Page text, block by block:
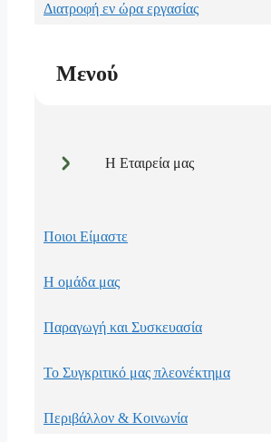
Διατροφή εν ώρα εργασίας
Μενού
Η Εταιρεία μας
Ποιοι Είμαστε
Η ομάδα μας
Παραγωγή και Συσκευασία
Το Συγκριτικό μας πλεονέκτημα
Περιβάλλον & Κοινωνία